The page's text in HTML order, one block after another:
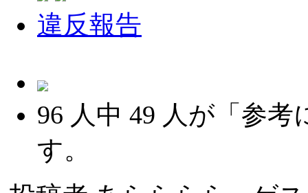
違反報告
96 人中 49 人が「参考
す。